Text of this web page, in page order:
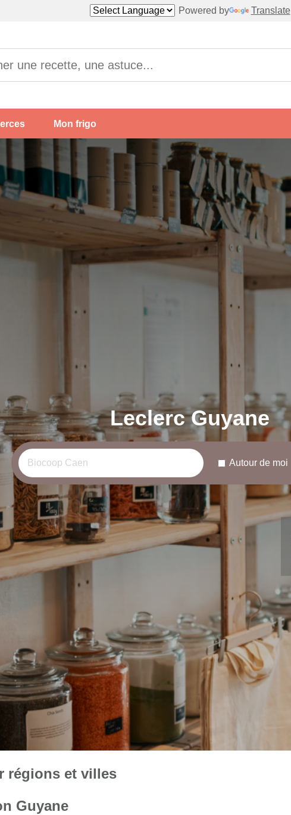
Powered by Translate
Mon frigo
Leclerc Guyane
Autour de moi
régions et villes
Guyane